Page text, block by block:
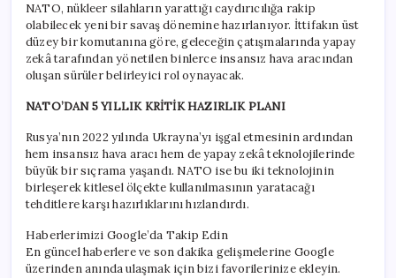
yeni
hamle:
‘Yeni
savaşları
NATO, nükleer silahların yarattığı caydırıcılığa rakip
olabilecek yeni bir savaş dönemine hazırlanıyor. İttifakın üst
düzey bir komutanına göre, geleceğin çatışmalarında yapay
zekâ tarafından yönetilen binlerce insansız hava aracından
oluşan sürüler belirleyici rol oynayacak.
NATO’DAN 5 YILLIK KRİTİK HAZIRLIK PLANI
Rusya’nın 2022 yılında Ukrayna’yı işgal etmesinin ardından
hem insansız hava aracı hem de yapay zekâ teknolojilerinde
büyük bir sıçrama yaşandı. NATO ise bu iki teknolojinin
birleşerek kitlesel ölçekte kullanılmasının yaratacağı
tehditlere karşı hazırlıklarını hızlandırdı.
Haberlerimizi Google’da Takip Edin
En güncel haberlere ve son dakika gelişmelerine Google
üzerinden anında ulaşmak için bizi favorilerinize ekleyin.